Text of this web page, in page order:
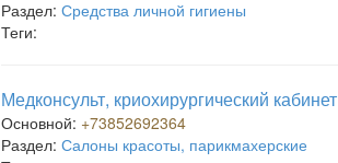
Раздел: Средства личной гигиены
Теги:
Медконсульт, криохирургический кабинет
Основной: +73852692364
Раздел: Салоны красоты, парикмахерские